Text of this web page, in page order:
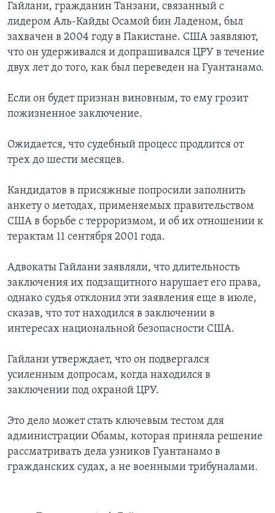
Гайлани, гражданин Танзани, связанный с
лидером Аль-Кайды Осамой бин Ладеном, был
захвачен в 2004 году в Пакистане. США заявляют,
что он удерживался и допрашивался ЦРУ в течение
двух лет до того, как был переведен на Гуантанамо.
Если он будет признан виновным, то ему грозит
пожизненное заключение.
Ожидается, что судебный процесс продлится от
трех до шести месяцев.
Кандидатов в присяжные попросили заполнить
анкету о методах, применяемых правительством
США в борьбе с терроризмом, и об их отношении к
терактам 11 сентября 2001 года.
Адвокаты Гайлани заявляли, что длительность
заключения их подзащитного нарушает его права,
однако судья отклонил эти заявления еще в июле,
сказав, что тот находился в заключении в
интересах национальной безопасности США.
Гайлани утверждает, что он подвергался
усиленным допросам, когда находился в
заключении под охраной ЦРУ.
Это дело может стать ключевым тестом для
администрации Обамы, которая приняла решение
рассматривать дела узников Гуантанамо в
гражданских судах, а не военными трибуналами.